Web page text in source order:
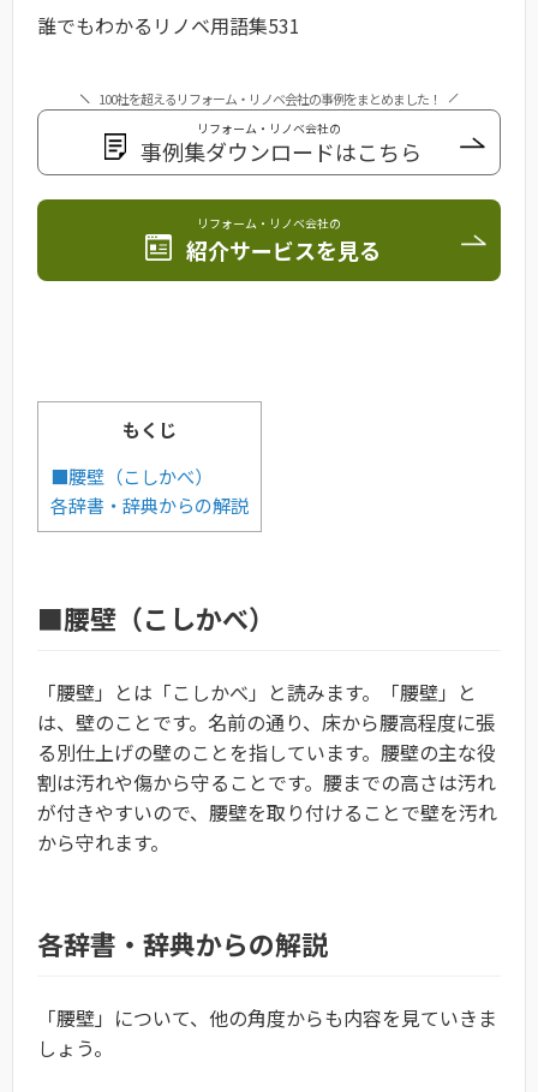
誰でもわかるリノベ用語集531
100社を超えるリフォーム・リノベ会社の事例をまとめました！
リフォーム・リノベ会社の
事例集ダウンロードはこちら
リフォーム・リノベ会社の
紹介サービスを見る
もくじ
■腰壁（こしかべ）
各辞書・辞典からの解説
■腰壁（こしかべ）
「腰壁」とは「こしかべ」と読みます。「腰壁」と
は、壁のことです。名前の通り、床から腰高程度に張
る別仕上げの壁のことを指しています。腰壁の主な役
割は汚れや傷から守ることです。腰までの高さは汚れ
が付きやすいので、腰壁を取り付けることで壁を汚れ
から守れます。
各辞書・辞典からの解説
「腰壁」について、他の角度からも内容を見ていきま
しょう。